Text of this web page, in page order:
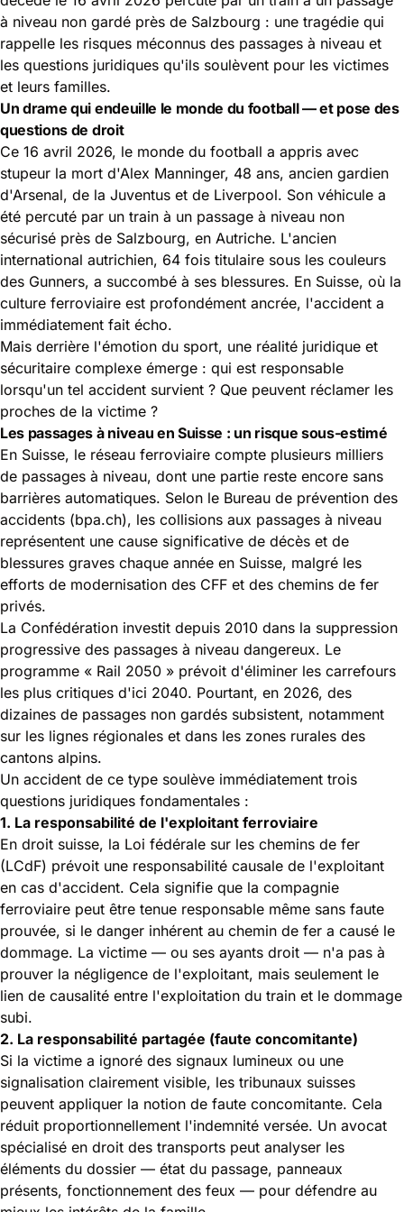
à niveau non gardé près de Salzbourg : une tragédie qui
rappelle les risques méconnus des passages à niveau et
les questions juridiques qu'ils soulèvent pour les victimes
et leurs familles.
Un drame qui endeuille le monde du football — et pose des
questions de droit
Ce 16 avril 2026, le monde du football a appris avec
stupeur la mort d'Alex Manninger, 48 ans, ancien gardien
d'Arsenal, de la Juventus et de Liverpool. Son véhicule a
été percuté par un train à un passage à niveau non
sécurisé près de Salzbourg, en Autriche. L'ancien
international autrichien, 64 fois titulaire sous les couleurs
des Gunners, a succombé à ses blessures. En Suisse, où la
culture ferroviaire est profondément ancrée, l'accident a
immédiatement fait écho.
Mais derrière l'émotion du sport, une réalité juridique et
sécuritaire complexe émerge : qui est responsable
lorsqu'un tel accident survient ? Que peuvent réclamer les
proches de la victime ?
Les passages à niveau en Suisse : un risque sous-estimé
En Suisse, le réseau ferroviaire compte plusieurs milliers
de passages à niveau, dont une partie reste encore sans
barrières automatiques. Selon le Bureau de prévention des
accidents (bpa.ch), les collisions aux passages à niveau
représentent une cause significative de décès et de
blessures graves chaque année en Suisse, malgré les
efforts de modernisation des CFF et des chemins de fer
privés.
La Confédération investit depuis 2010 dans la suppression
progressive des passages à niveau dangereux. Le
programme « Rail 2050 » prévoit d'éliminer les carrefours
les plus critiques d'ici 2040. Pourtant, en 2026, des
dizaines de passages non gardés subsistent, notamment
sur les lignes régionales et dans les zones rurales des
cantons alpins.
Un accident de ce type soulève immédiatement trois
questions juridiques fondamentales :
1. La responsabilité de l'exploitant ferroviaire
En droit suisse, la Loi fédérale sur les chemins de fer
(LCdF) prévoit une responsabilité causale de l'exploitant
en cas d'accident. Cela signifie que la compagnie
ferroviaire peut être tenue responsable même sans faute
prouvée, si le danger inhérent au chemin de fer a causé le
dommage. La victime — ou ses ayants droit — n'a pas à
prouver la négligence de l'exploitant, mais seulement le
lien de causalité entre l'exploitation du train et le dommage
subi.
2. La responsabilité partagée (faute concomitante)
Si la victime a ignoré des signaux lumineux ou une
signalisation clairement visible, les tribunaux suisses
peuvent appliquer la notion de faute concomitante. Cela
réduit proportionnellement l'indemnité versée. Un avocat
spécialisé en droit des transports peut analyser les
éléments du dossier — état du passage, panneaux
présents, fonctionnement des feux — pour défendre au